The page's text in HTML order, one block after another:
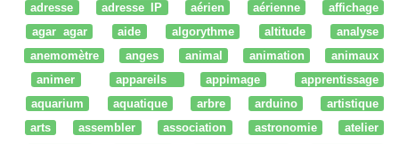
adresse
adresse IP aérien aérienne
affichage
agar agar
aide algorythme altitude
analyse
anemomètre
anges animal animation
animaux
animer
appareils appimage
apprentissage
aquarium
aquatique arbre arduino
artistique
arts
assembler association astronomie
atelier